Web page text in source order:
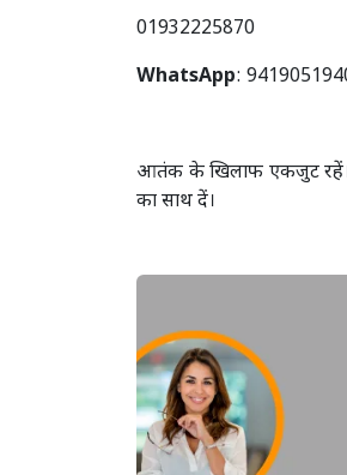
01932225870
WhatsApp:
आतंक के खिलाफ एकजुट रहें।
का साथ दें।